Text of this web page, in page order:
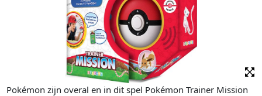
Pokémon zijn overal en in dit spel Pokémon Trainer Mission